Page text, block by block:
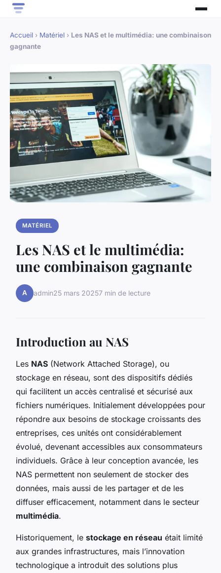
Accueil › Matériel › Les NAS et le multimédia: une combinaison
gagnante
MATÉRIEL
Les NAS et le multimédia:
une combinaison gagnante
A admin25 mars 20257 min de lecture
Introduction au NAS
Les NAS (Network Attached Storage), ou
stockage en réseau, sont des dispositifs dédiés
qui facilitent un accès centralisé et sécurisé aux
fichiers numériques. Initialement développées pour
répondre aux besoins de stockage croissants des
entreprises, ces unités ont considérablement
évolué, devenant accessibles aux consommateurs
individuels. Grâce à leur conception avancée, les
NAS permettent non seulement de stocker des
données, mais aussi de les partager et de les
diffuser efficacement, notamment dans le secteur
multimédia.
Historiquement, le stockage en réseau était limité
aux grandes infrastructures, mais l’innovation
technologique a introduit des solutions plus